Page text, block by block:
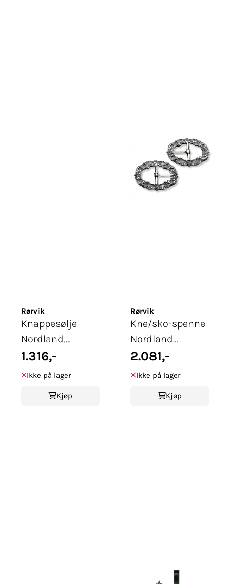
Rørvik
Knappesølje
Nordland,
oksidert
1.316,-
Ikke på lager
Kjøp
Rørvik
Kne/sko-spenne
Nordland
oksidert
2.081,-
Ikke på lager
Kjøp